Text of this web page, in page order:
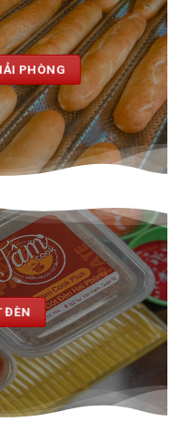
PHÒNG
ĐÈN